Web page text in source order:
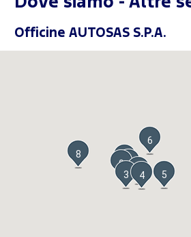
Officine AUTOSAS S.P.A.
2
3
4 5
6
7
8
9